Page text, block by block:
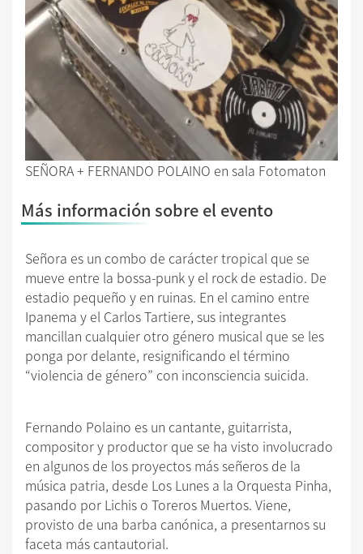
SEÑORA + FERNANDO POLAINO en sala Fotomaton
Más información sobre el evento
Señora es un combo de carácter tropical que se
mueve entre la bossa-punk y el rock de estadio. De
estadio pequeño y en ruinas. En el camino entre
Ipanema y el Carlos Tartiere, sus integrantes
mancillan cualquier otro género musical que se les
ponga por delante, resignificando el término
“violencia de género” con inconsciencia suicida.
Fernando Polaino es un cantante, guitarrista,
compositor y productor que se ha visto involucrado
en algunos de los proyectos más señeros de la
música patria, desde Los Lunes a la Orquesta Pinha,
pasando por Lichis o Toreros Muertos. Viene,
provisto de una barba canónica, a presentarnos su
faceta más cantautorial.